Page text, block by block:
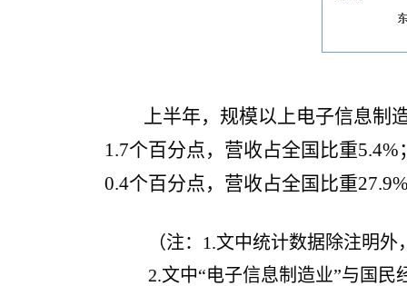
上半年，规模以上电子信息制
1.7个百分点，营收占全国比重
0.4个百分点，营收占全国比重
（注：1.文中统计数据除注明
2.文中“电子信息制造业”与国